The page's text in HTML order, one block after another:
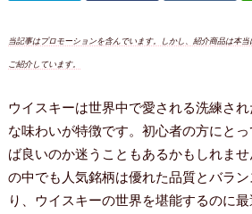
当記事はプロモーションを含んでいます。しかし、紹介商品は本
ご紹介しています。
ウイスキーは世界中で愛される洗練さ
な味わいが特徴です。初心者の方にと
ば良いのか迷うこともあるかもしれま
の中でも人気銘柄は優れた品質とバラ
り、ウイスキーの世界を堪能するのに最